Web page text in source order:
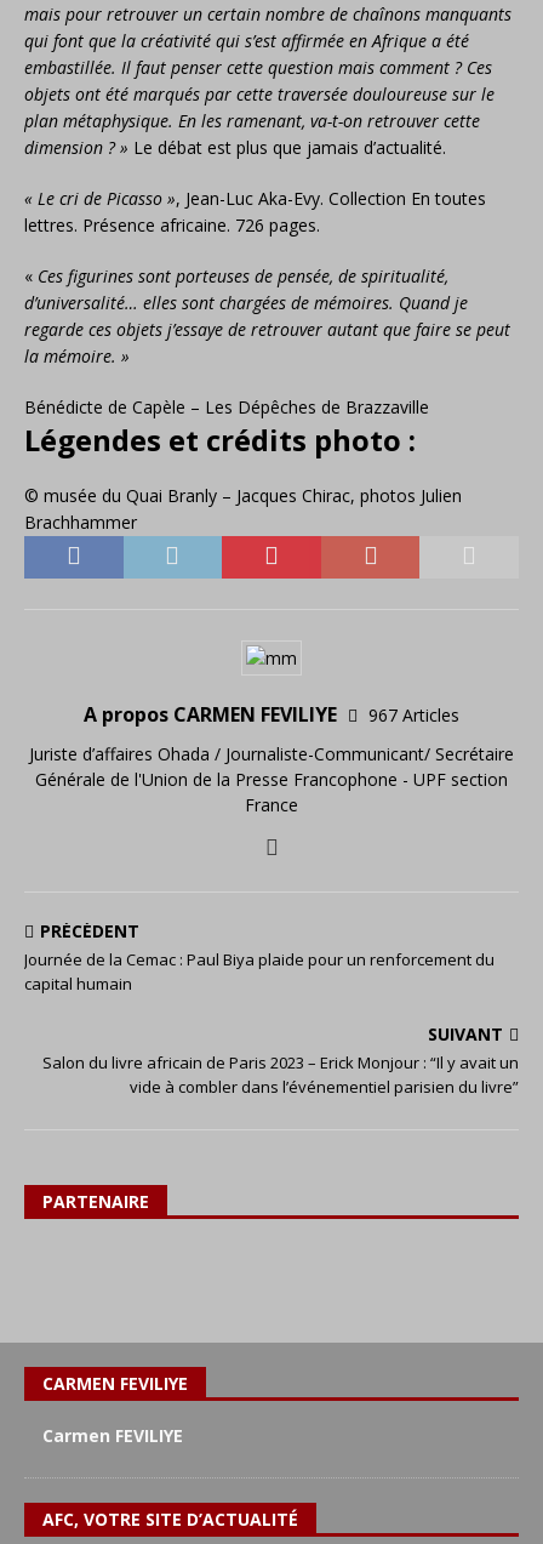
mais pour retrouver un certain nombre de chaînons manquants
qui font que la créativité qui s’est affirmée en Afrique a été
embastillée. Il faut penser cette question mais comment ? Ces
objets ont été marqués par cette traversée douloureuse sur le
plan métaphysique. En les ramenant, va-t-on retrouver cette
dimension ? » Le débat est plus que jamais d’actualité.
« Le cri de Picasso », Jean-Luc Aka-Evy. Collection En toutes
lettres. Présence africaine. 726 pages.
« Ces figurines sont porteuses de pensée, de spiritualité,
d’universalité… elles sont chargées de mémoires. Quand je
regarde ces objets j’essaye de retrouver autant que faire se peut
la mémoire. »
Bénédicte de Capèle – Les Dépêches de Brazzaville
Légendes et crédits photo :
© musée du Quai Branly – Jacques Chirac, photos Julien
Brachhammer
A propos CARMEN FEVILIYE
967 Articles
Juriste d’affaires Ohada / Journaliste-Communicant/ Secrétaire
Générale de l'Union de la Presse Francophone - UPF section
France
PRÉCÉDENT
Journée de la Cemac : Paul Biya plaide pour un renforcement du
capital humain
SUIVANT
Salon du livre africain de Paris 2023 – Erick Monjour : “Il y avait un
vide à combler dans l’événementiel parisien du livre”
PARTENAIRE
CARMEN FEVILIYE
Carmen FEVILIYE
AFC, VOTRE SITE D’ACTUALITÉ